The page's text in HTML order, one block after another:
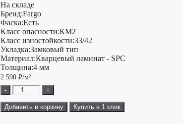
На складе
Бренд:Fargo
Фаска:Есть
Класс опасности:КМ2
Класс изностойкости:33/42
Укладка:Замковый тип
Материал:Кварцевый ламинат - SPC
Толщина:4 мм
2 590 ₽/м²
-
+
Добавить в корзину Купить в 1 клик